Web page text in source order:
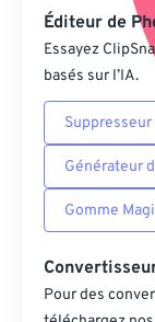
Éditeur de
Essayez
basés sur l’IA.
Suppresseur
Générateur
Gomme
Pour des